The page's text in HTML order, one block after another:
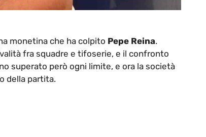
monetina che ha colpito Pepe Reina.
fra squadre e tifoserie, e il confronto
superato però ogni limite, e ora la società
della partita.